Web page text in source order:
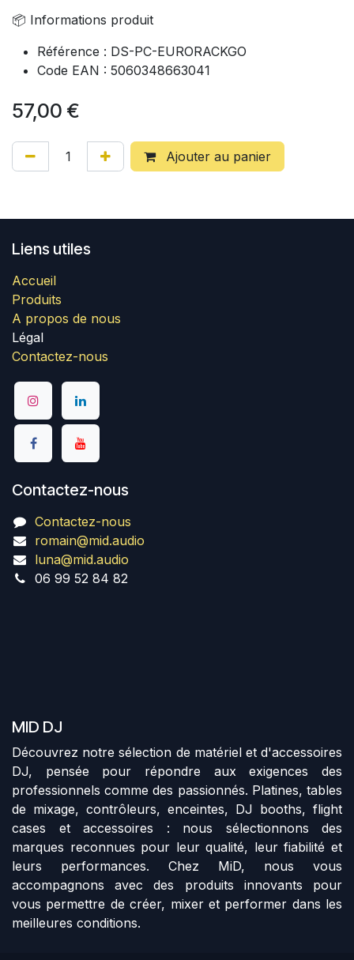
📦 Informations produit
Référence : DS-PC-EURORACKGO
Code EAN : 5060348663041
57,00 €
Ajouter au panier
Liens utiles
Accueil
Produits
A propos de nous
Légal
Contactez-nous
Contactez-nous
Contactez-nous
romain@mid.audio
luna@mid.audio
06 99 52 84 82
MID DJ
Découvrez notre sélection de matériel et d'accessoires
DJ, pensée pour répondre aux exigences des
professionnels comme des passionnés. Platines, tables
de mixage, contrôleurs, enceintes, DJ booths, flight
cases et accessoires : nous sélectionnons des
marques reconnues pour leur qualité, leur fiabilité et
leurs performances. Chez MiD, nous vous
accompagnons avec des produits innovants pour
vous permettre de créer, mixer et performer dans les
meilleures conditions.